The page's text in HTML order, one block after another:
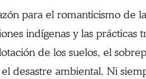
para el romanticismo de
indígenas y las
de los suelos, el
desastre ambiental. Ni